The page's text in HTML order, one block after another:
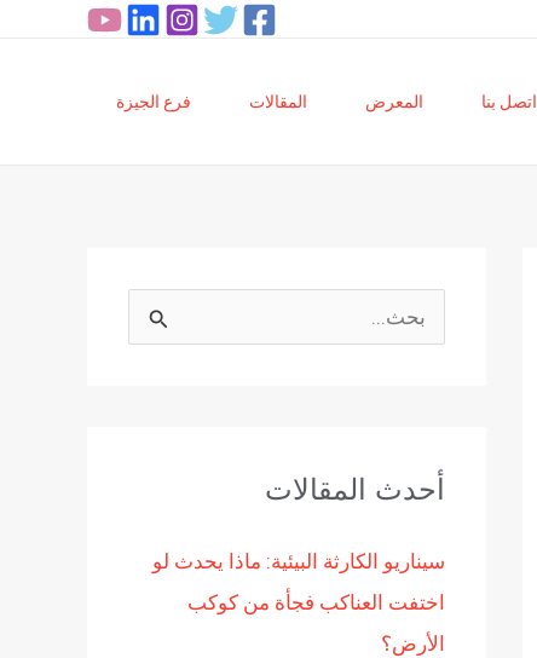
اتصل بنا المعرض المقالات فرع الجيزة
ث
ن
:
أحدث المقالات
سيناريو الكارثة البيئية: ماذا يحدث لو
اختفت العناكب فجأة من كوكب
الأرض؟